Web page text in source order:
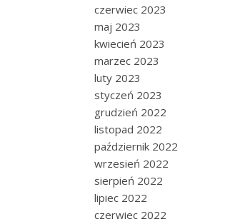
czerwiec 2023
maj 2023
kwiecień 2023
marzec 2023
luty 2023
styczeń 2023
grudzień 2022
listopad 2022
październik 2022
wrzesień 2022
sierpień 2022
lipiec 2022
czerwiec 2022